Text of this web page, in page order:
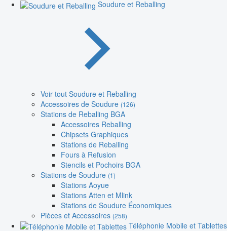
Soudure et Reballing
Voir tout Soudure et Reballing
Accessoires de Soudure (126)
Stations de Reballing BGA
Accessoires Reballing
Chipsets Graphiques
Stations de Reballing
Fours à Refusion
Stencils et Pochoirs BGA
Stations de Soudure (1)
Stations Aoyue
Stations Atten et Mlink
Stations de Soudure Économiques
Pièces et Accessoires (258)
Téléphonie Mobile et Tablettes